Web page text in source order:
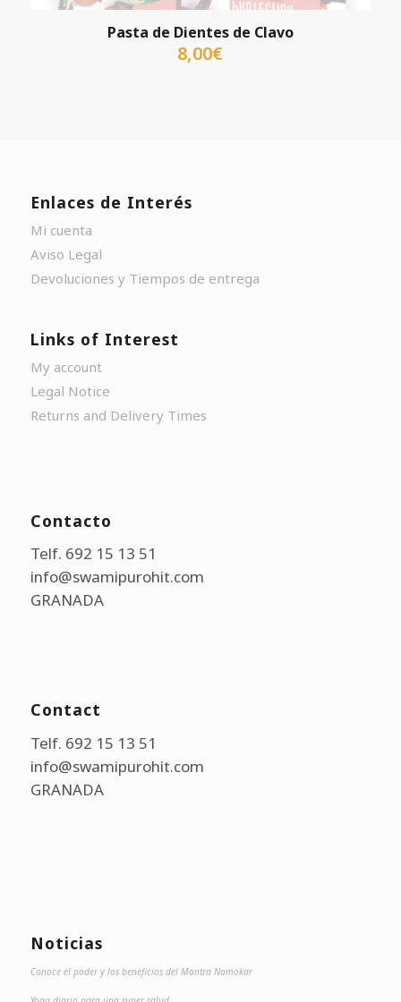
Pasta de Dientes de Clavo
8,00€
Enlaces de Interés
Mi cuenta
Aviso Legal
Devoluciones y Tiempos de entrega
Links of Interest
My account
Legal Notice
Returns and Delivery Times
Contacto
Telf. 692 15 13 51
info@swamipurohit.com
GRANADA
Contact
Telf. 692 15 13 51
info@swamipurohit.com
GRANADA
Noticias
Conoce el poder y los beneficios del Mantra Namokar